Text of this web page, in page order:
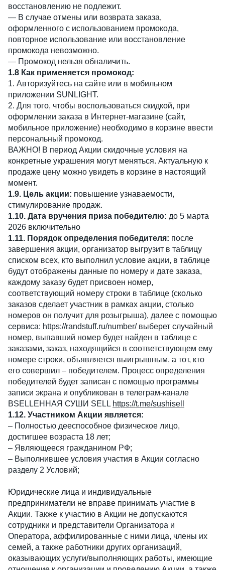
восстановлению не подлежит.
— В случае отмены или возврата заказа,
оформленного с использованием промокода,
повторное использование или восстановление
промокода невозможно.
— Промокод нельзя обналичить.
1.8 Как применяется промокод:
1. Авторизуйтесь на сайте или в мобильном
приложении SUNLIGHT.
2. Для того, чтобы воспользоваться скидкой, при
оформлении заказа в Интернет-магазине (сайт,
мобильное приложение) необходимо в корзине ввести
персональный промокод.
ВАЖНО! В период Акции скидочные условия на
конкретные украшения могут меняться. Актуальную к
продаже цену можно увидеть в корзине в настоящий
момент.
1.9. Цель акции: повышение узнаваемости,
стимулирование продаж.
1.10. Дата вручения приза победителю: до 5 марта
2026 включительно
1.11. Порядок определения победителя: после
завершения акции, организатор выгрузит в таблицу
списком всех, кто выполнил условие акции, в таблице
будут отображены данные по номеру и дате заказа,
каждому заказу будет присвоен номер,
соответствующий номеру строки в таблице (сколько
заказов сделает участник в рамках акции, столько
номеров он получит для розыгрыша), далее с помощью
сервиса: https://randstuff.ru/number/ выберет случайный
номер, выпавший номер будет найден в таблице с
заказами, заказ, находящийся в соответствующем ему
номере строки, объявляется выигрышным, а тот, кто
его совершил – победителем. Процесс определения
победителей будет записан с помощью программы
записи экрана и опубликован в телеграм-канале
ВSELLЕННАЯ СУШИ SELL https://t.me/sushisell
1.12. Участником Акции является:
– Полностью дееспособное физическое лицо,
достигшее возраста 18 лет;
– Являющееся гражданином РФ;
– Выполнившее условия участия в Акции согласно
разделу 2 Условий;
Юридические лица и индивидуальные
предприниматели не вправе принимать участие в
Акции. Также к участию в Акции не допускаются
сотрудники и представители Организатора и
Оператора, аффилированные с ними лица, члены их
семей, а также работники других организаций,
оказывающих услуги/выполняющих работы, имеющие